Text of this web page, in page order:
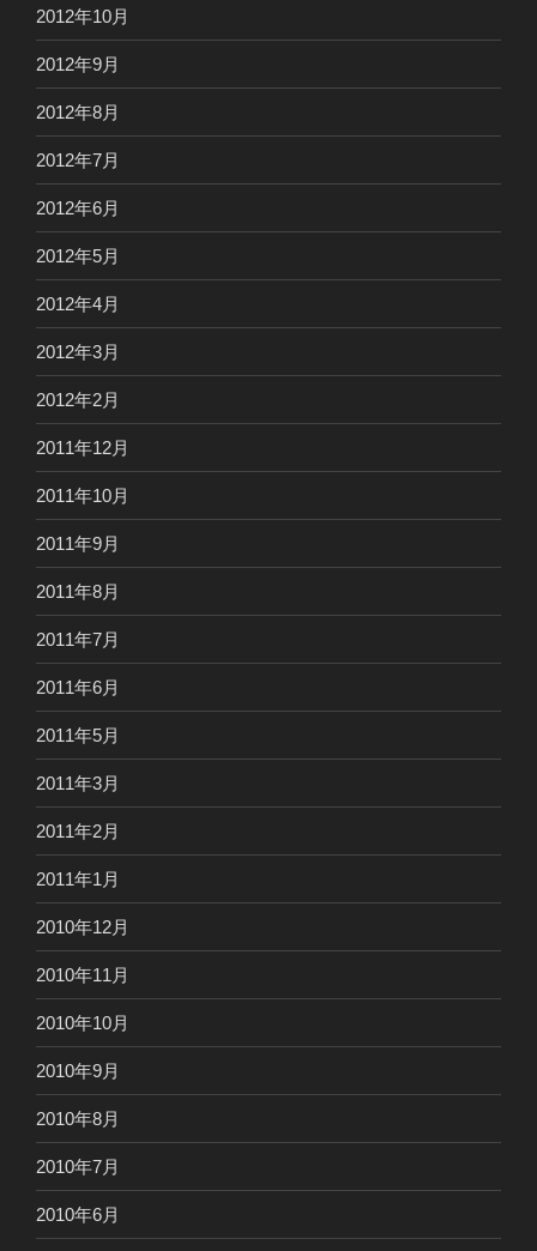
2012年10月
2012年9月
2012年8月
2012年7月
2012年6月
2012年5月
2012年4月
2012年3月
2012年2月
2011年12月
2011年10月
2011年9月
2011年8月
2011年7月
2011年6月
2011年5月
2011年3月
2011年2月
2011年1月
2010年12月
2010年11月
2010年10月
2010年9月
2010年8月
2010年7月
2010年6月